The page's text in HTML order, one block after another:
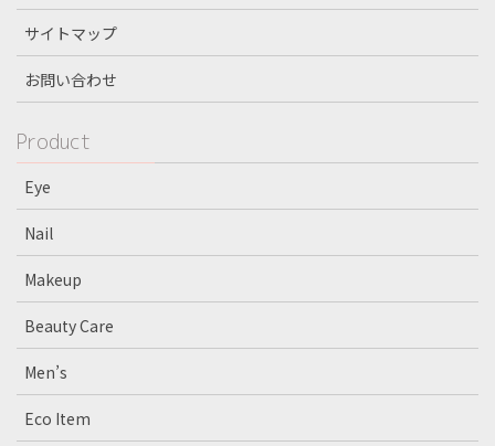
サイトマップ
お問い合わせ
Product
Eye
Nail
Makeup
Beauty Care
Men’s
Eco Item